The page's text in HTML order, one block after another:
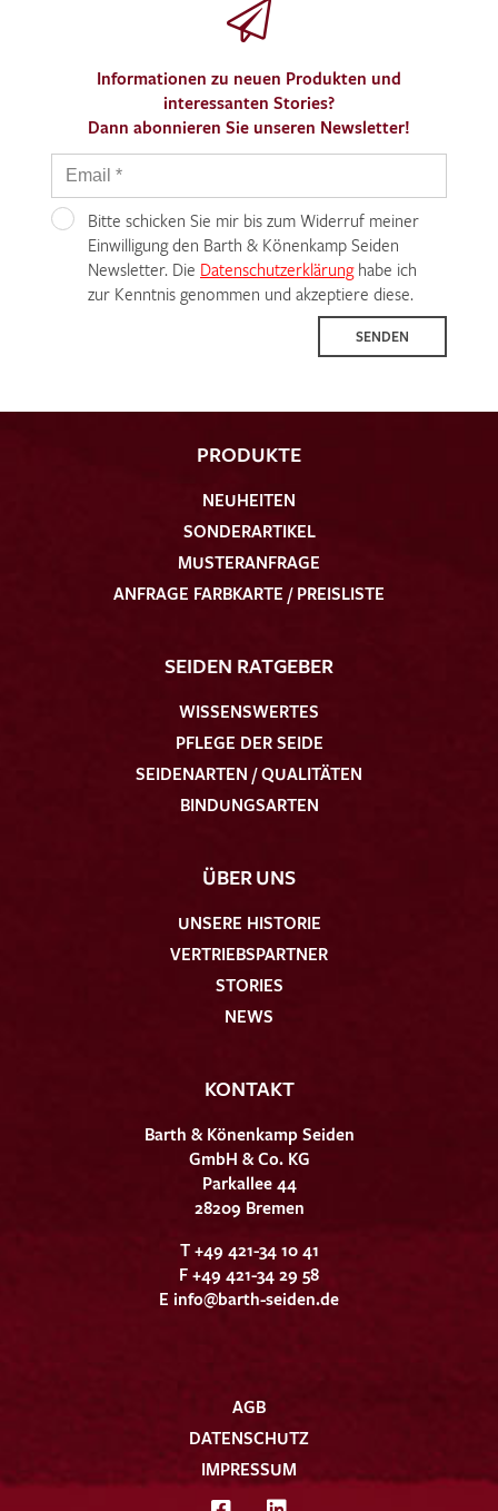
Informationen zu neuen Produkten und
interessanten Stories?
Dann abonnieren Sie unseren Newsletter!
Bitte schicken Sie mir bis zum Widerruf meiner
Einwilligung den Barth & Könenkamp Seiden
Newsletter. Die Datenschutzerklärunghabe ich
zur Kenntnis genommen und akzeptiere diese.
SENDEN
PRODUKTE
NEUHEITEN
SONDERARTIKEL
MUSTERANFRAGE
ANFRAGE FARBKARTE / PREISLISTE
SEIDEN RATGEBER
WISSENSWERTES
PFLEGE DER SEIDE
SEIDENARTEN / QUALITÄTEN
BINDUNGSARTEN
ÜBER UNS
UNSERE HISTORIE
VERTRIEBSPARTNER
STORIES
NEWS
KONTAKT
Barth & Könenkamp Seiden
GmbH & Co. KG
Parkallee 44
28209 Bremen
T +49 421-34 10 41
F +49 421-34 29 58
E info@barth-seiden.de
AGB
DATENSCHUTZ
IMPRESSUM